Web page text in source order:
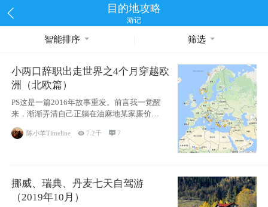
目的地攻略
游记
智能排序 筛选
小两口辞职出走世界之4个月穿越欧
洲（北欧篇）
PS这是一篇2016年故事重发。前言我一觉醒
来，渐渐弄清自己正躺在油麻地某家廉价宾
馆
陈小羊Timeline 7.2千 7
挪威、瑞典、丹麦七天自驾游
（2019年10月）